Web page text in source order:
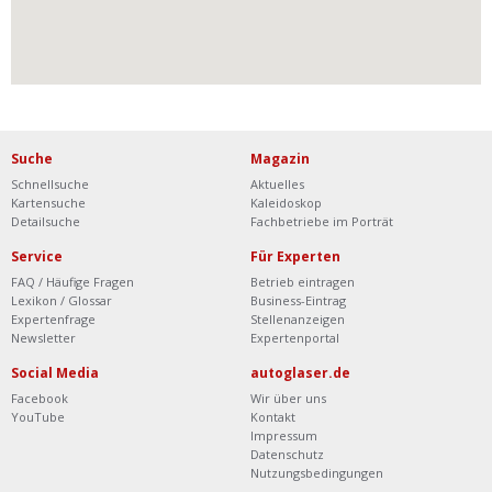
Suche
Schnellsuche
Kartensuche
Detailsuche
Magazin
Aktuelles
Kaleidoskop
Fachbetriebe im Porträt
Service
FAQ / Häufige Fragen
Lexikon / Glossar
Expertenfrage
Newsletter
Für Experten
Betrieb eintragen
Business-Eintrag
Stellenanzeigen
Expertenportal
Social Media
Facebook
YouTube
autoglaser.de
Wir über uns
Kontakt
Impressum
Datenschutz
Nutzungsbedingungen